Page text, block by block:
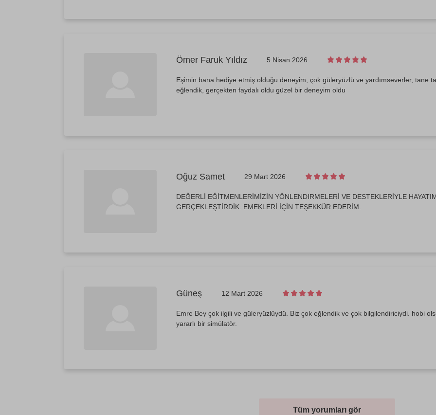
Ömer Faruk Yıldız 5 Nisan 2026
Eşimin bana hediye etmiş olduğu deneyim, çok güleryüzlü ve yardımseverler, tane
eğlendik, gerçekten faydalı oldu güzel bir deneyim oldu
Oğuz Samet 29 Mart 2026
DEĞERLİ EĞİTMENLERİMİZİN YÖNLENDIRMELERİ VE DESTEKLERİYLE
GERÇEKLEŞTİRDİK. EMEKLERİ İÇİN TEŞEKKÜR EDERİM.
Güneş 12 Mart 2026
Emre Bey çok ilgili ve güleryüzlüydü. Biz çok eğlendik ve çok bilgilendiriciydi. hobi
yararlı bir simülatör.
Tüm yorumları gör